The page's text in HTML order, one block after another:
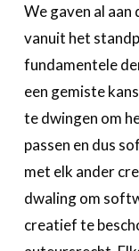
We gaven al
vanuit het
fundamentele
een gemiste
te dwingen om
passen en dus
met elk ander
dwaling om
creatief te